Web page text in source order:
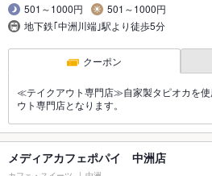
501～1000円
501～1000円
地下鉄｢中洲川端｣駅より徒歩5分
クーポン
≪テイクアウト専門店≫自家製タピオカを使
ウト専門店となります。
メディアカフェポパイ 中洲店